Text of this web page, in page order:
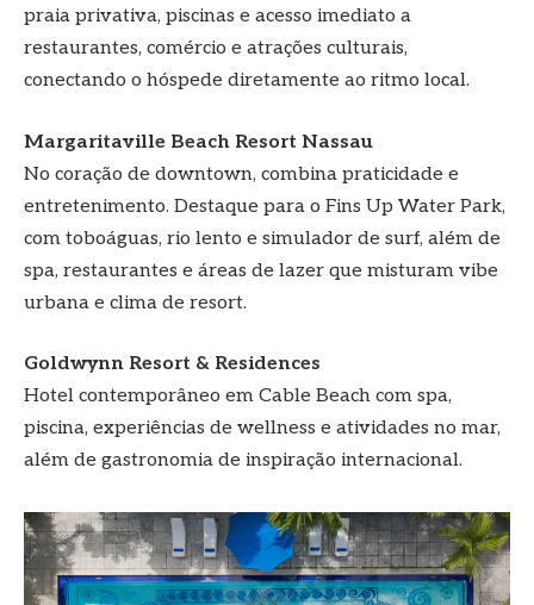
praia privativa, piscinas e acesso imediato a
restaurantes, comércio e atrações culturais,
conectando o hóspede diretamente ao ritmo local.
Margaritaville Beach Resort Nassau
No coração de downtown, combina praticidade e
entretenimento. Destaque para o Fins Up Water Park,
com toboáguas, rio lento e simulador de surf, além de
spa, restaurantes e áreas de lazer que misturam vibe
urbana e clima de resort.
Goldwynn Resort & Residences
Hotel contemporâneo em Cable Beach com spa,
piscina, experiências de wellness e atividades no mar,
além de gastronomia de inspiração internacional.